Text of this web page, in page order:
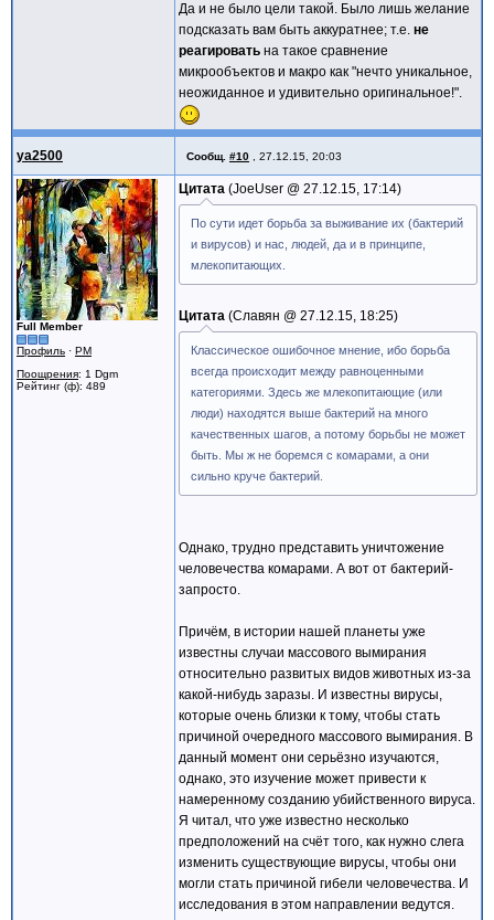
Да и не было цели такой. Было лишь желание
подсказать вам быть аккуратнее; т.е. не
реагировать на такое сравнение
микрообъектов и макро как "нечто уникальное,
неожиданное и удивительно оригинальное!".
ya2500 Сообщ. #10 27.12.15, 20:03
Full Member
Профиль · PM
Поощрения: 1 Dgm
Рейтинг (ф): 489
Цитата JoeUser @ 27.12.15, 17:14
По сути идет борьба за выживание их (бактерий
и вирусов) и нас, людей, да и в принципе,
млекопитающих.
Цитата Славян @ 27.12.15, 18:25
Классическое ошибочное мнение, ибо борьба
всегда происходит между равноценными
категориями. Здесь же млекопитающие (или
люди) находятся выше бактерий на много
качественных шагов, а потому борьбы не может
быть. Мы ж не боремся с комарами, а они
сильно круче бактерий.
Однако, трудно представить уничтожение
человечества комарами. А вот от бактерий-
запросто.
Причём, в истории нашей планеты уже
известны случаи массового вымирания
относительно развитых видов животных из-за
какой-нибудь заразы. И известны вирусы,
которые очень близки к тому, чтобы стать
причиной очередного массового вымирания. В
данный момент они серьёзно изучаются,
однако, это изучение может привести к
намеренному созданию убийственного вируса.
Я читал, что уже известно несколько
предположений на счёт того, как нужно слега
изменить существующие вирусы, чтобы они
могли стать причиной гибели человечества. И
исследования в этом направлении ведутся.